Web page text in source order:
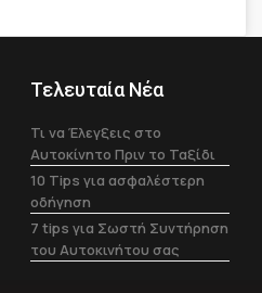
Τελευταία Νέα
Τι να Έλεγξεις στο
Αυτοκίνητο Πριν το Ταξίδι
10 Tips για ασφαλέστερη
οδήγηση
7 tips για Σωστή Συντήρηση
του Αυτοκινήτου σας